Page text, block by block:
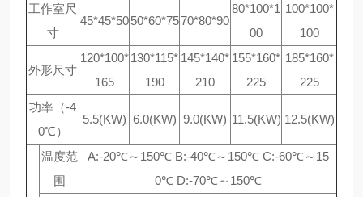
工作室尺
寸
45*45*50 50*60*7570*80*90
80*100*1
00
100*100*
100
外形尺寸
120*100*
165
130*115*
190
145*140*
210
155*160*
225
185*160*
225
功率（-4
0℃）
5.5(KW) 6.0(KW) 9.0(KW) 11.5(KW) 12.5(KW)
温度范
围
A:-20℃～150℃ B:-40℃～150℃ C:-60℃～15
0℃ D:-70℃～150℃